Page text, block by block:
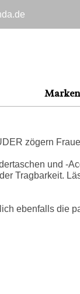
Marken
zögern
und -
Tragbarkeit.
ebenfalls die